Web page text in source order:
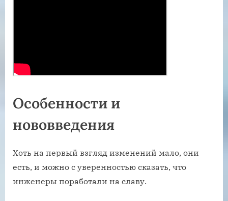
Особенности и
нововведения
Хоть на первый взгляд изменений мало, они
есть, и можно с уверенностью сказать, что
инженеры поработали на славу.